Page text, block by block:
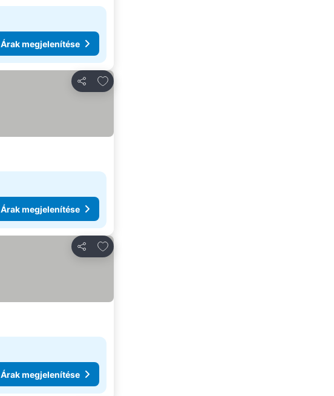
Árak megjelenítése
Megosztás
Hozzáadás a kedvencekhez
Árak megjelenítése
Megosztás
Hozzáadás a kedvencekhez
Árak megjelenítése